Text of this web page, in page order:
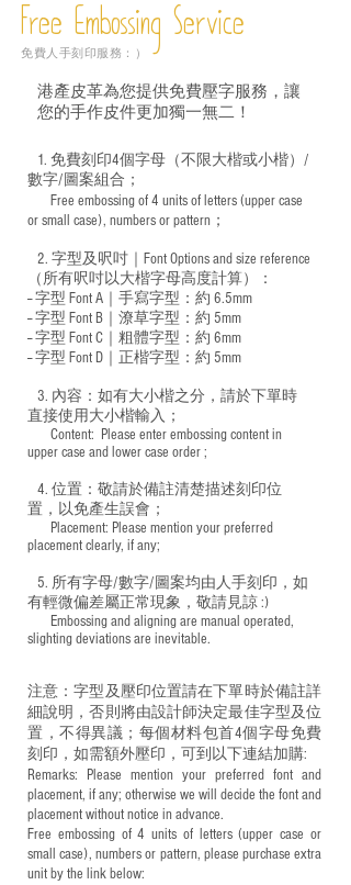
Free Embossing Service
免費人手刻印服務：）
港產皮革為您提供免費壓字服務，讓
您的手作皮件更加獨一無二！
1. 免費刻印4個字母（不限大楷或小楷）/
數字/圖案組合；
Free embossing of 4 units of letters (upper case
or small case), numbers or pattern；
2. 字型及呎吋｜ Font Options and size reference
（所有呎吋以大楷字母高度計算）：
-- 字型 Font A｜手寫字型：約 6.5mm
-- 字型 Font B｜潦草字型： 約 5mm
-- 字型 Font C｜粗體字型：約 6mm
-- 字型 Font D｜正楷字型： 約 5mm
3. 內容：如有大小楷之分，請於下單時
直接使用大小楷輸入；
​ Content: Please enter embossing content in
upper case and lower case order ;
4. 位置：敬請於備註清楚描述刻印位
置，以免產生誤會；
​ Placement: Please mention your preferred
placement clearly, if any;
5. 所有字母/數字/圖案均由人手刻印，如
有輕微偏差屬正常現象，敬請見諒 :)
​ Embossing and aligning are manual operated,
slighting deviations are inevitable.
注意：字型及壓印位置請在下單時於備註詳
細說明，否則將由設計師決定最佳字型及位
置，不得異議；每個材料包首4個字母免費
刻印，如需額外壓印，可到以下連結加購:
Remarks: Please mention your preferred font and
placement, if any; otherwise we will decide the font and
placement without notice in advance.
Free embossing of 4 units of letters (upper case or
small case), numbers or pattern, please purchase extra
unit by the link below: